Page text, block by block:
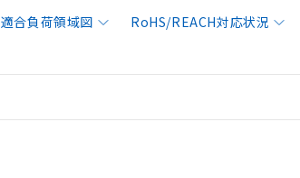
適合負荷領域図 RoHS/REACH対応状況